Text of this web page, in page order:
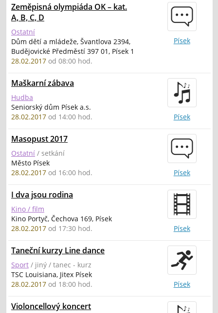
Zeměpisná olympiáda OK – kat.
A, B, C, D
Ostatní
Dům dětí a mládeže, Švantlova 2394,
Budějovické Předměstí 397 01, Písek 1
28.02.2017 od 08:00 hod.
Písek
Maškarní zábava
Hudba
Seniorský dům Písek a.s.
28.02.2017 od 14:00 hod. Písek
Masopust 2017
Ostatní / setkání
Město Písek
28.02.2017 od 16:00 hod. Písek
I dva jsou rodina
Kino / film
Kino Portyč, Čechova 169, Písek
28.02.2017 od 17:30 hod. Písek
Taneční kurzy Line dance
Sport / jiný / tanec - kurz
TSC Louisiana, Jitex Písek
28.02.2017 od 18:00 hod. Písek
Violoncellový koncert